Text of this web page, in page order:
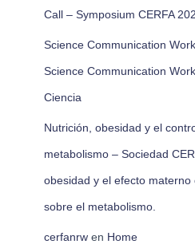
Call – Symposium CERFA
Science Communication
Science Communication
Ciencia
Nutrición, obesidad y el
metabolismo – Sociedad
obesidad y el efecto
sobre el metabolismo.
cerfanrw en Home